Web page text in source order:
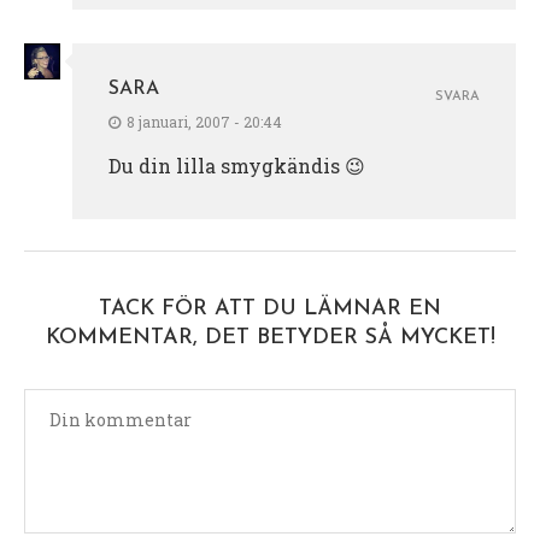
SARA
8 januari, 2007 - 20:44
Du din lilla smygkändis 😉
SVARA
TACK FÖR ATT DU LÄMNAR EN
KOMMENTAR, DET BETYDER SÅ MYCKET!